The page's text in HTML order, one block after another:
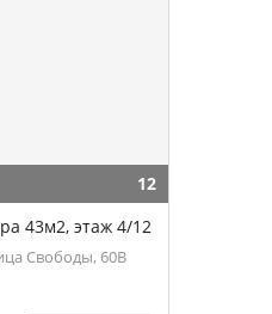
12
43м2, этаж 4/12
Свободы, 60В